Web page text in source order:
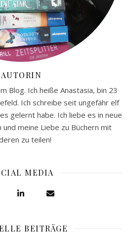
AUTORIN
Blog. Ich heiße Anastasia, bin 23
Ich schreibe seit ungefähr elf
gelernt habe. Ich liebe es in neue
und meine Liebe zu Büchern mit
zu teilen!
MEDIA
BEITRÄGE